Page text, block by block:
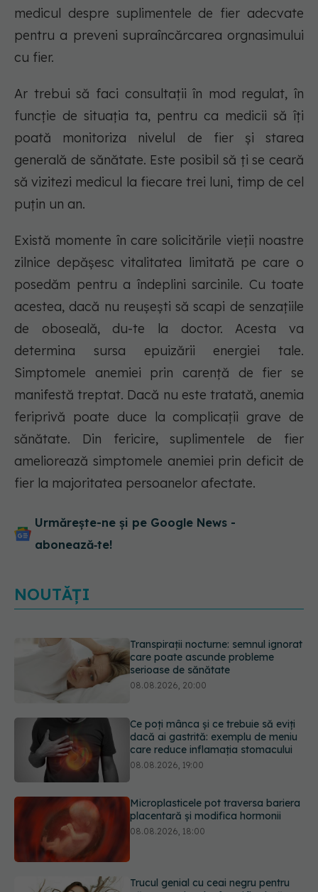
medicul despre suplimentele de fier adecvate
pentru a preveni supraîncărcarea orgnasimului
cu fier.
Ar trebui să faci consultații în mod regulat, în
funcție de situația ta, pentru ca medicii să îți
poată monitoriza nivelul de fier și starea
generală de sănătate. Este posibil să ți se ceară
să vizitezi medicul la fiecare trei luni, timp de cel
puțin un an.
Există momente în care solicitările vieții noastre
zilnice depășesc vitalitatea limitată pe care o
posedăm pentru a îndeplini sarcinile. Cu toate
acestea, dacă nu reușești să scapi de senzațiile
de oboseală, du-te la doctor. Acesta va
determina sursa epuizării energiei tale.
Simptomele anemiei prin carență de fier se
manifestă treptat. Dacă nu este tratată, anemia
feriprivă poate duce la complicații grave de
sănătate. Din fericire, suplimentele de fier
ameliorează simptomele anemiei prin deficit de
fier la majoritatea persoanelor afectate.
Urmărește-ne și pe Google News -
abonează‑te!
NOUTĂȚI
Ce poți mânca și ce trebuie să eviți
dacă ai gastrită: exemplu de meniu
care reduce inflamația stomacului
08.08.2026, 19:00
Microplasticele pot traversa bariera
placentară și modifica hormonii
08.08.2026, 18:00
Trucul genial cu ceai negru pentru
păr. Tot mai multe femei îl adoră
08.08.2026, 17:00
Medicamentul folosit de peste 60 de